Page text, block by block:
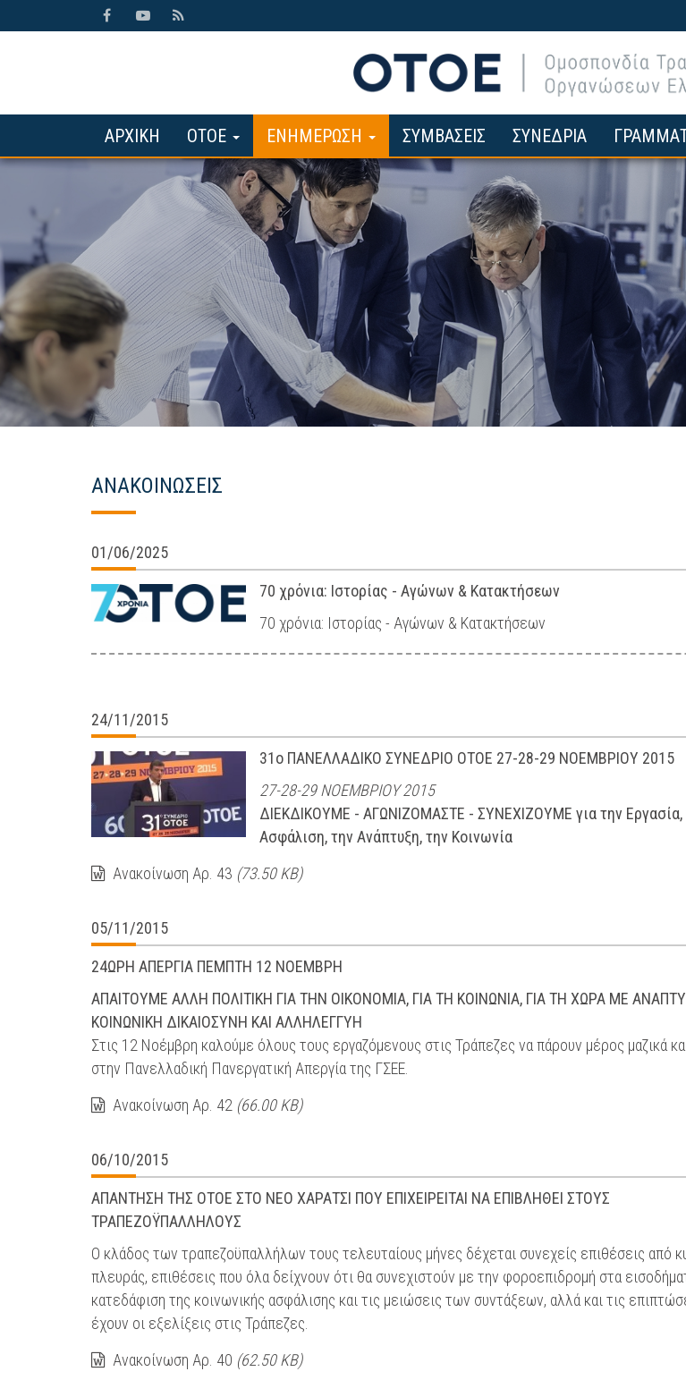
ΑΡΧΙΚΗ ΟΤΟΕ ΕΝΗΜΕΡΩΣΗ ΣΥΜΒΑΣΕΙΣ ΣΥΝΕΔΡΙΑ
ΑΝΑΚΟΙΝΩΣΕΙΣ
01/06/2025
70 χρόνια: Ιστορίας - Αγώνων & Κατακτήσεων
70 χρόνια: Ιστορίας - Αγώνων & Κατακτήσεων
24/11/2015
31ο ΠΑΝΕΛΛΑΔΙΚΟ ΣΥΝΕΔΡΙΟ ΟΤΟΕ 27-28-29 ΝΟΕΜΒΡΙΟΥ 2015
27-28-29 ΝΟΕΜΒΡΙΟΥ 2015
ΔΙΕΚΔΙΚΟΥΜΕ - ΑΓΩΝΙΖΟΜΑΣΤΕ - ΣΥΝΕΧΙΖΟΥΜΕ για την Εργασία,
Ασφάλιση, την Ανάπτυξη, την Κοινωνία
Ανακοίνωση Αρ. 43 (73.50 KB)
05/11/2015
24ΩΡΗ ΑΠΕΡΓΙΑ ΠΕΜΠΤΗ 12 ΝΟΕΜΒΡΗ
ΑΠΑΙΤΟΥΜΕ ΑΛΛΗ ΠΟΛΙΤΙΚΗ ΓΙΑ ΤΗΝ ΟΙΚΟΝΟΜΙΑ, ΓΙΑ ΤΗ ΚΟΙΝΩΝΙΑ, ΓΙΑ ΤΗ ΧΩΡΑ ME
ΚΟΙΝΩΝΙΚΗ ΔΙΚΑΙΟΣΥΝΗ ΚΑΙ ΑΛΛΗΛΕΓΓΥΗ
Στις 12 Νοέμβρη καλούμε όλους τους εργαζόμενους στις Τράπεζες να πάρουν μέρος μαζικά
στην Πανελλαδική Πανεργατική Απεργία της ΓΣΕΕ.
Ανακοίνωση Αρ. 42 (66.00 KB)
06/10/2015
ΑΠΑΝΤΗΣΗ ΤΗΣ ΟΤΟΕ ΣΤΟ ΝΕΟ ΧΑΡΑΤΣΙ ΠΟΥ ΕΠΙΧΕΙΡΕΙΤΑΙ ΝΑ ΕΠΙΒΛΗΘΕΙ ΣΤΟΥΣ
ΤΡΑΠΕΖΟΫΠΑΛΛΗΛΟΥΣ
Ο κλάδος των τραπεζοϋπαλλήλων τους τελευταίους μήνες δέχεται συνεχείς επιθέσεις από
πλευράς, επιθέσεις που όλα δείχνουν ότι θα συνεχιστούν με την φοροεπιδρομή στα
κατεδάφιση της κοινωνικής ασφάλισης και τις μειώσεις των συντάξεων, αλλά και τις
έχουν οι εξελίξεις στις Τράπεζες.
Ανακοίνωση Αρ. 40 (62.50 KB)